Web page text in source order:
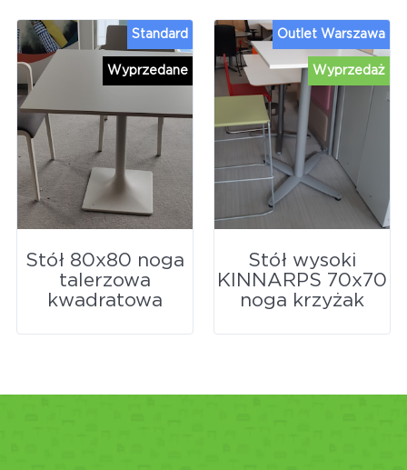
Wyprzedane
Standard
Stół 80x80 noga
talerzowa
kwadratowa
Wyprzedaż
Outlet Warszawa
Stół wysoki
KINNARPS 70x70
noga krzyżak